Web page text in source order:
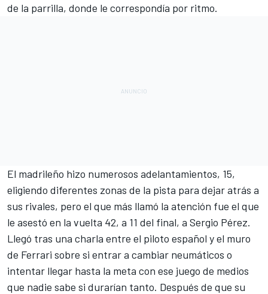
de la parrilla, donde le correspondía por ritmo.
El madrileño hizo numerosos adelantamientos, 15,
eligiendo diferentes zonas de la pista para dejar atrás a
sus rivales, pero el que más llamó la atención fue el que
le asestó en la vuelta 42, a 11 del final, a Sergio Pérez.
Llegó tras una charla entre el piloto español y el muro
de Ferrari sobre si entrar a cambiar neumáticos o
intentar llegar hasta la meta con ese juego de medios
que nadie sabe si durarían tanto. Después de que su